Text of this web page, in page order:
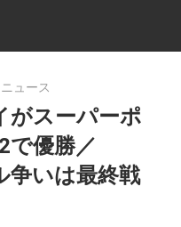
バ
イ
ュース
がスーパーポ
で優勝／
争いは最終戦